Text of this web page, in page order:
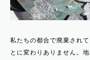
私たちの都合で廃棄され
とに変わりありません。